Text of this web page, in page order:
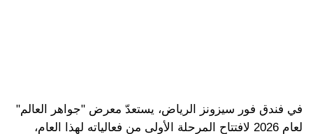
في فندق فور سيزونز الرياض، يستعدّ معرض "جواهر العالم"
لعام 2026 لافتتاح المرحلة الأولى من فعالياته لهذا العام،